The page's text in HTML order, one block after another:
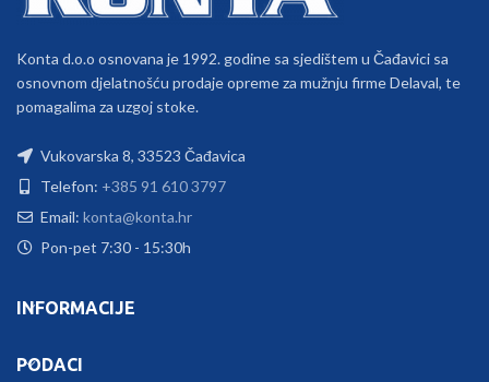
Konta d.o.o osnovana je 1992. godine sa sjedištem u Čađavici sa
osnovnom djelatnošću prodaje opreme za mužnju firme Delaval, te
pomagalima za uzgoj stoke.
Vukovarska 8, 33523 Čađavica
Telefon: +385 91 610 3797
Email: konta@konta.hr
Pon-pet 7:30 - 15:30h
INFORMACIJE
PODACI